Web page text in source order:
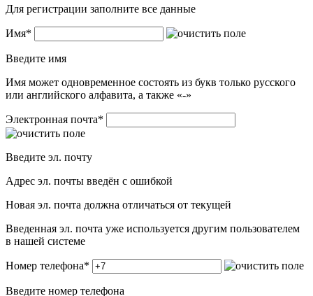
Для регистрации заполните все данные
Имя*
Введите имя
Имя может одновременное состоять из букв только русского
или английского алфавита, а также «-»
Электронная почта*
Введите эл. почту
Адрес эл. почты введён с ошибкой
Новая эл. почта должна отличаться от текущей
Введенная эл. почта уже используется другим пользователем
в нашей системе
Номер телефона*
Введите номер телефона